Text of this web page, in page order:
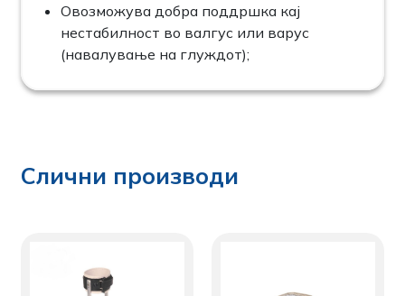
Овозможува добра поддршка кај
нестабилност во валгус или варус
(навалување на глуждот);
Слични производи